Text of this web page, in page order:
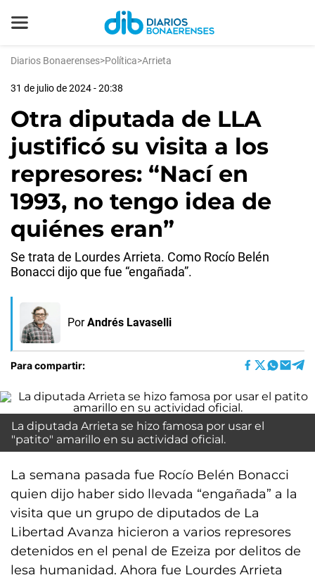
Diarios Bonaerenses>Política>Arrieta
31 de julio de 2024 - 20:38
Otra diputada de LLA
justificó su visita a los
represores: “Nací en
1993, no tengo idea de
quiénes eran”
Se trata de Lourdes Arrieta. Como Rocío Belén
Bonacci dijo que fue “engañada”.
Por Andrés Lavaselli
Para compartir:
La diputada Arrieta se hizo famosa por usar el
"patito" amarillo en su actividad oficial.
La semana pasada fue Rocío Belén Bonacci
quien dijo haber sido llevada “engañada” a la
visita que un grupo de diputados de La
Libertad Avanza hicieron a varios represores
detenidos en el penal de Ezeiza por delitos de
lesa humanidad. Ahora fue Lourdes Arrieta